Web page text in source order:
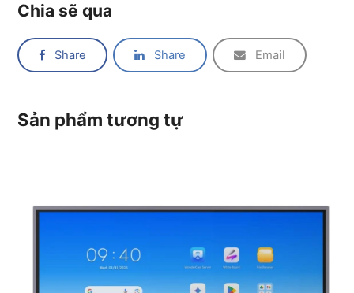
Chia sẽ qua
Share Share Email
Sản phẩm tương tự